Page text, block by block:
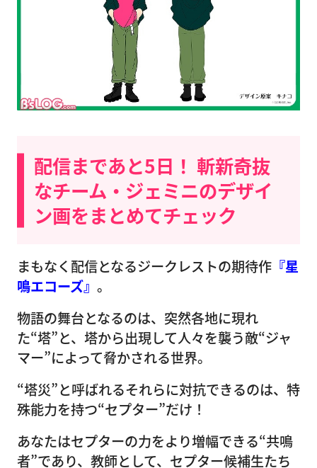
配信まであと5日！ 斬新奇抜
なチーム・ジェミニのデザイ
ン画をまとめてチェック
まもなく配信となるジークレストの期待作 『星
鳴エコーズ』 。
物語の舞台となるのは、突然各地に現れ
た“塔”と、塔から出現して人々を襲う敵“ジャ
マー”によって脅かされる世界。
“塔災”と呼ばれるそれらに対抗できるのは、特
殊能力を持つ“セプター”だけ！
あなたはセプターの力をより増幅できる“共鳴
者”であり、教師として、セプター候補生たち